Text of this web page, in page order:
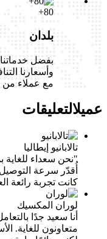
80+
بلدان
بفضل خدماتنا
وأسعارنا
مع عملاء من أكثر
عميلالتعليقات
تالابانيو إيطاليا
أُقدّر سرعة
كانت تجربة رائعة
لوران المكسيك
أنا سعيد جدًا
متعاونون للغاية.